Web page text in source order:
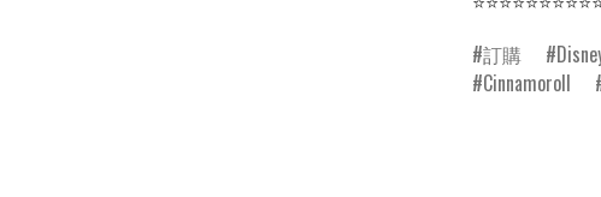
訂購
Cinnamoroll